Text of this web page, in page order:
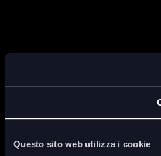
Questo sito web utilizza i cookie